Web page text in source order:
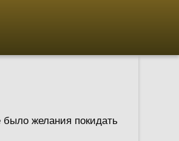
желания покидать